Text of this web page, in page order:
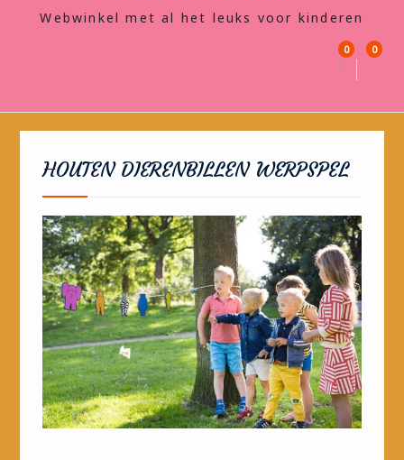
Webwinkel met al het leuks voor kinderen
0
0
HOUTEN DIERENBILLEN WERPSPEL